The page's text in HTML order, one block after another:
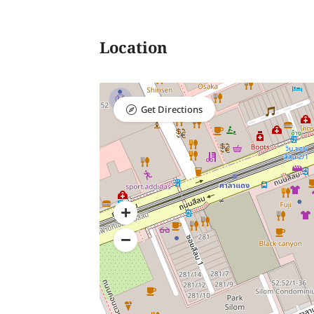
Location
Get Directions